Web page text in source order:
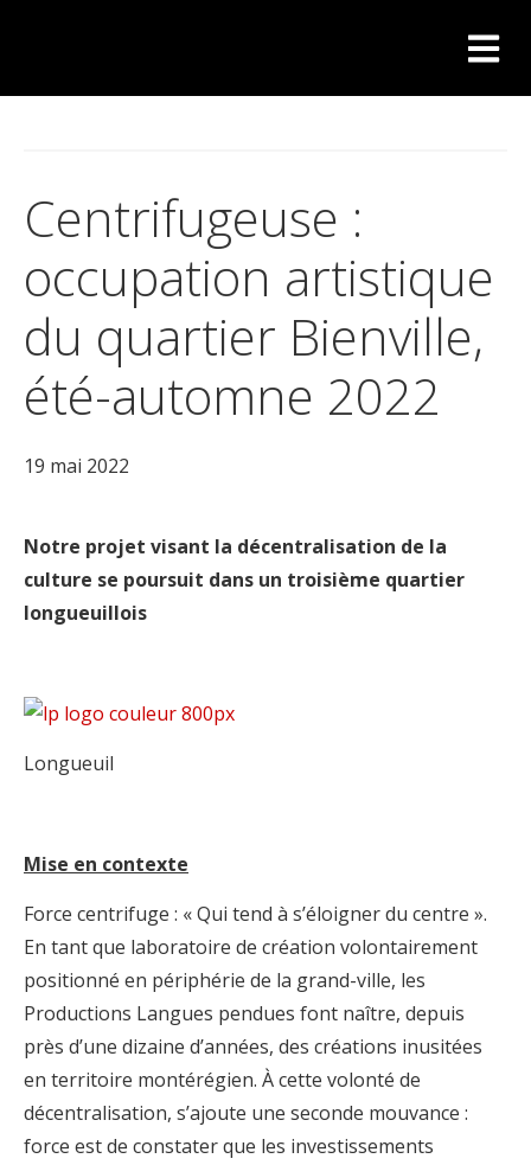
Centrifugeuse :
occupation artistique
du quartier Bienville,
été-automne 2022
19 mai 2022
Notre projet visant la décentralisation de la
culture se poursuit dans un troisième quartier
longueuillois
Longueuil
Mise en contexte
Force centrifuge : « Qui tend à s’éloigner du centre ».
En tant que laboratoire de création volontairement
positionné en périphérie de la grand-ville, les
Productions Langues pendues font naître, depuis
près d’une dizaine d’années, des créations inusitées
en territoire montérégien. À cette volonté de
décentralisation, s’ajoute une seconde mouvance :
force est de constater que les investissements